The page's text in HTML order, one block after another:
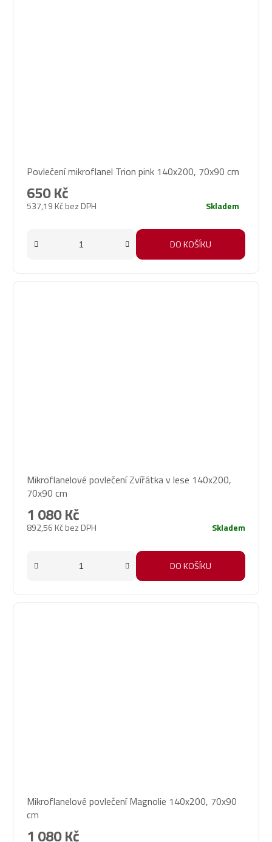
Povlečení mikroflanel Trion pink 140x200, 70x90 cm
537,19 Kč bez DPH
650 Kč
Skladem
DO KOŠÍKU
Mikroflanelové povlečení Zvířátka v lese 140x200,
70x90 cm
892,56 Kč bez DPH
1 080 Kč
Skladem
DO KOŠÍKU
Mikroflanelové povlečení Magnolie 140x200, 70x90
cm
1 080 Kč